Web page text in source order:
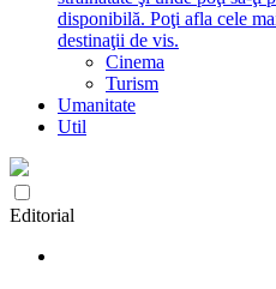
disponibilă. Poţi afla cele
destinaţii de vis.
Cinema
Turism
Umanitate
Util
Editorial